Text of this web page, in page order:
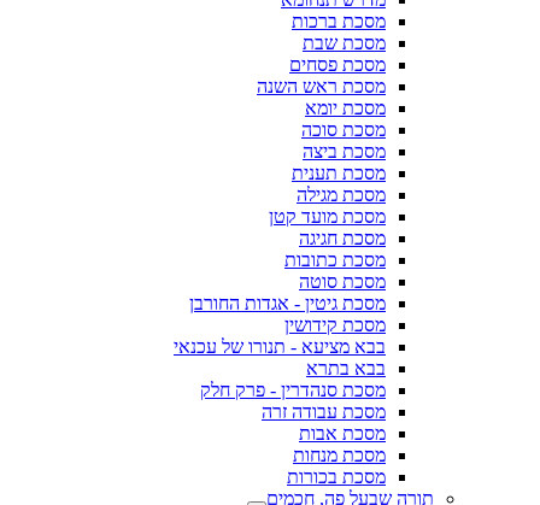
מסכת ברכות
מסכת שבת
מסכת פסחים
מסכת ראש השנה
מסכת יומא
מסכת סוכה
מסכת ביצה
מסכת תענית
מסכת מגילה
מסכת מועד קטן
מסכת חגיגה
מסכת כתובות
מסכת סוטה
מסכת גיטין - אגדות החורבן
מסכת קידושין
בבא מציעא - תנורו של עכנאי
בבא בתרא
מסכת סנהדרין - פרק חלק
מסכת עבודה זרה
מסכת אבות
מסכת מנחות
מסכת בכורות
תורה שבעל פה, חכמים